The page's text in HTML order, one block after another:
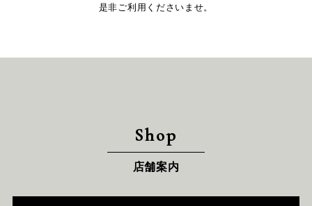
是非ご利用くださいませ。
Shop
店舗案内